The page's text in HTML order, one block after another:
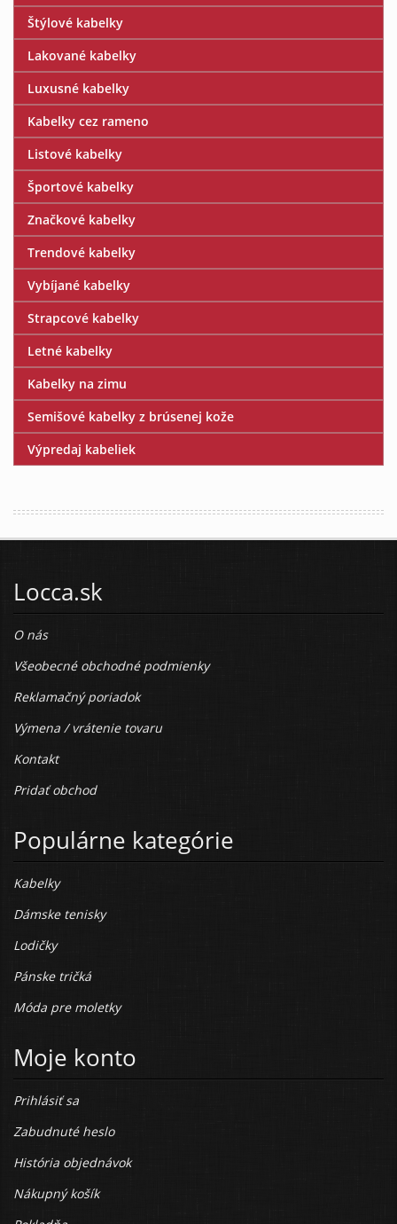
Štýlové kabelky
Lakované kabelky
Luxusné kabelky
Kabelky cez rameno
Listové kabelky
Športové kabelky
Značkové kabelky
Trendové kabelky
Vybíjané kabelky
Strapcové kabelky
Letné kabelky
Kabelky na zimu
Semišové kabelky z brúsenej kože
Výpredaj kabeliek
Locca.sk
O nás
Všeobecné obchodné podmienky
Reklamačný poriadok
Výmena / vrátenie tovaru
Kontakt
Pridať obchod
Populárne kategórie
Kabelky
Dámske tenisky
Lodičky
Pánske tričká
Móda pre moletky
Moje konto
Prihlásiť sa
Zabudnuté heslo
História objednávok
Nákupný košík